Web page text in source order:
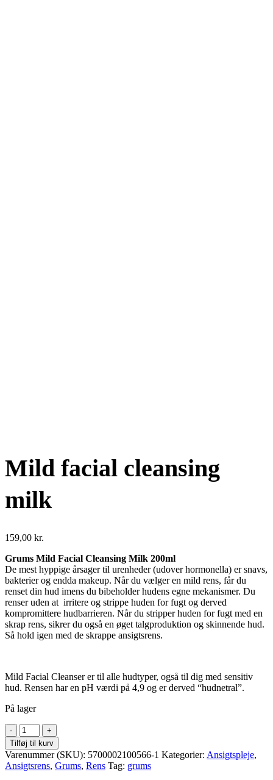
Mild facial cleansing
milk
159,00 kr.
Grums Mild Facial Cleansing Milk 200ml
De mest hyppige årsager til urenheder (udover hormonella) er snavs,
bakterier og endda makeup. Når du vælger en mild rens, får du
renset din hud imens du bibeholder hudens egne mekanismer. Du
renser uden at irritere og strippe huden for fugt og derved
kompromittere hudbarrieren. Når du stripper huden for fugt med en
skrap rens, sikrer du også en øget talgproduktion og skinnende hud.
Så hold igen med de skrappe ansigtsrens.
Mild Facial Cleanser er til alle hudtyper, også til dig med sensitiv
hud. Rensen har en pH værdi på 4,9 og er derved “hudnetral”.
På lager
Mild
facial
cleansing
milk
antal
Tilføj til kurv
Varenummer (SKU): 5700002100566-1 Kategorier: Ansigtspleje,
Ansigtsrens, Grums, Rens Tag: grums